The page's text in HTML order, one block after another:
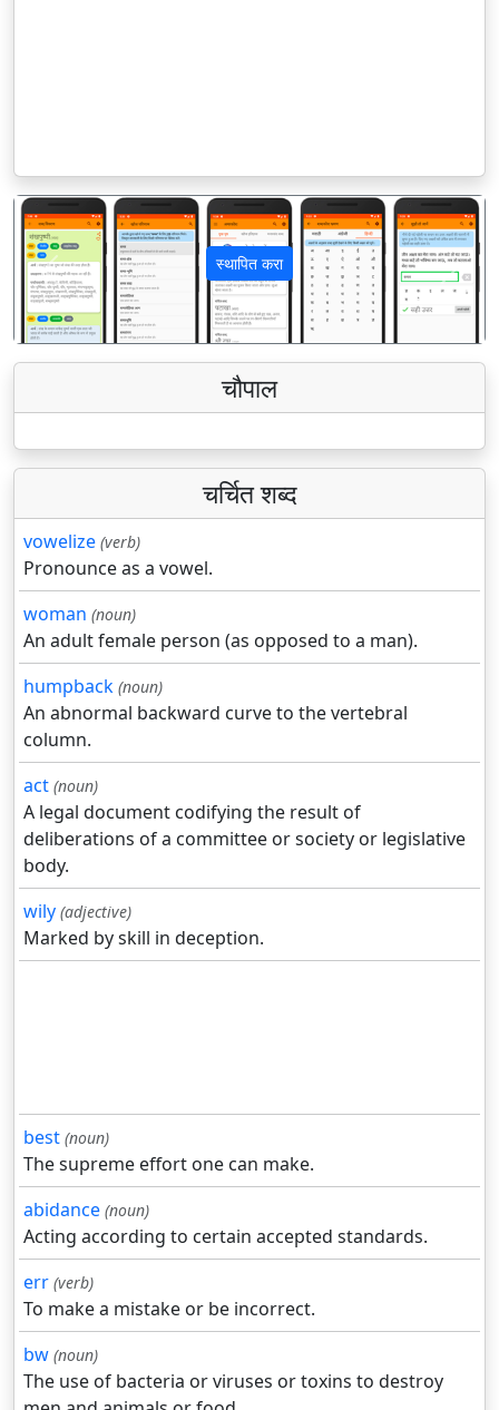
स्थापित करा
पिछला अगला
चौपाल
चर्चित शब्द
vowelize (verb)
Pronounce as a vowel.
woman (noun)
An adult female person (as opposed to a man).
humpback (noun)
An abnormal backward curve to the vertebral
column.
act (noun)
A legal document codifying the result of
deliberations of a committee or society or legislative
body.
wily (adjective)
Marked by skill in deception.
best (noun)
The supreme effort one can make.
abidance (noun)
Acting according to certain accepted standards.
err (verb)
To make a mistake or be incorrect.
bw (noun)
The use of bacteria or viruses or toxins to destroy